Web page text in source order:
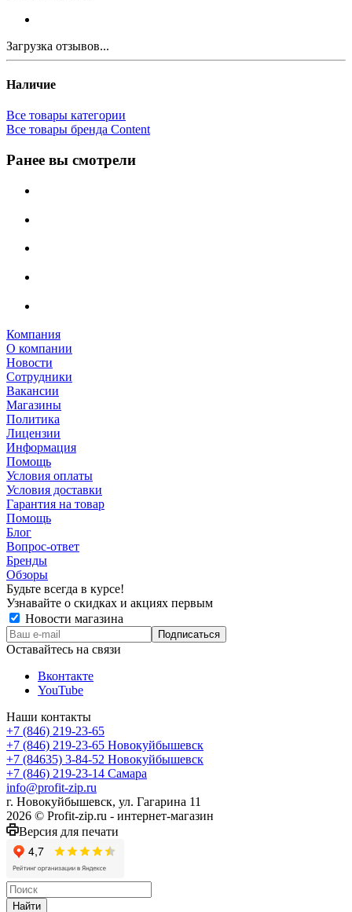
Загрузка отзывов...
Наличие
Все товары категории
Все товары бренда Content
Ранее вы смотрели
Компания
О компании
Новости
Сотрудники
Вакансии
Магазины
Политика
Лицензии
Информация
Помощь
Условия оплаты
Условия доставки
Гарантия на товар
Помощь
Блог
Вопрос-ответ
Бренды
Обзоры
Будьте всегда в курсе!
Узнавайте о скидках и акциях первым
Новости магазина
Оставайтесь на связи
Вконтакте
YouTube
Наши контакты
+7 (846) 219-23-65
+7 (846) 219-23-65 Новокуйбышевск
+7 (84635) 3-84-52 Новокуйбышевск
+7 (846) 219-23-14 Самара
info@profit-zip.ru
г. Новокуйбышевск, ул. Гагарина 11
2026 © Profit-zip.ru - интернет-магазин
Версия для печати
Найти